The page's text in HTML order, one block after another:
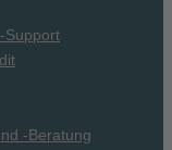
Support
-Beratung